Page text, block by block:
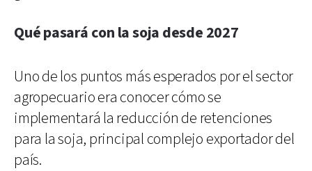
Qué pasará con la soja desde 2027
Uno de los puntos más esperados por el sector
agropecuario era conocer cómo se
implementará la reducción de retenciones
para la soja, principal complejo exportador del
país.